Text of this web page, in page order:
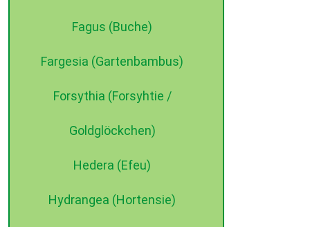
Fagus (Buche)
Fargesia (Gartenbambus)
Forsythia (Forsyhtie /
Goldglöckchen)
Hedera (Efeu)
Hydrangea (Hortensie)